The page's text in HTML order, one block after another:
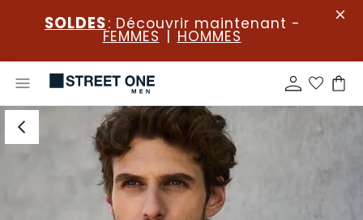
SOLDES: Découvrir maintenant -
FEMMES | HOMMES